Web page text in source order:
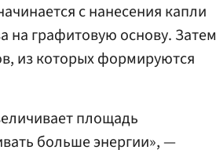
с нанесения капли
на графитовую основу. Затем
из которых формируются
площадь
больше энергии», —